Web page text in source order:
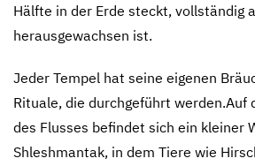
Hälfte in der Erde steckt, vollständig
herausgewachsen ist.
Jeder Tempel hat seine eigenen
Rituale, die durchgeführt werden.Auf
des Flusses befindet sich ein kleiner
Shleshmantak, in dem Tiere wie